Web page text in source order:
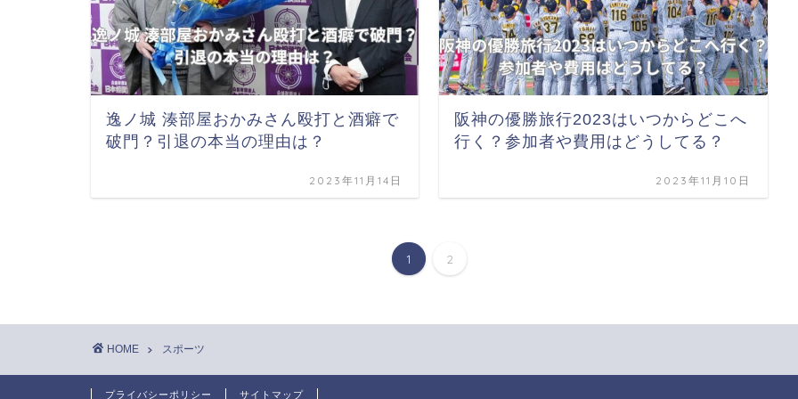
逸ノ城 湊部屋おかみさん殴打と酒癖で
破門？引退の本当の理由は？
2023年11月14日
阪神の優勝旅行2023はいつからどこへ
行く？参加者や費用はどうしてる？
2023年11月10日
1 2
HOME スポーツ
プライバシーポリシー サイトマップ